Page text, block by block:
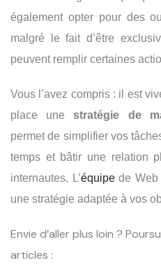
également opter pour des
malgré le fait d’être
peuvent remplir certaines
Vous l’avez compris : il est
place unestratégie de
permet de simplifier vos
temps et bâtir une relation
internautes. L’équipede Web
une stratégie adaptée à vos
Envie d’aller plus loin ?
articles :